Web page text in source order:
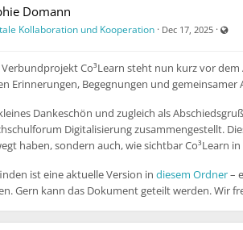
Domann
Kollaboration und Kooperation · Dec 17, 2025 ·
Verbundprojekt Co³Learn steht nun kurz vor
Erinnerungen, Begegnungen und
Dankeschön und zugleich als
Digitalisierung zusammengestellt.
haben, sondern auch, wie sichtbar Co³Learn
ist eine aktuelle Version in diesem Ordner–
Gern kann das Dokument geteilt werden. Wir